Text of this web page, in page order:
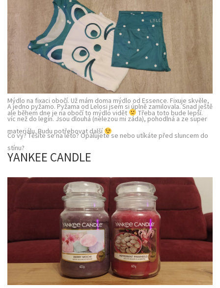
Mýdlo na fixaci obočí. Už mám doma mýdlo od Essence. Fixuje skvěle,
ale během dne je na obočí to mýdlo vidět
Třeba toto bude lepší.
Co vy? Těšíte se na léto? Opalujete se nebo utíkáte před sluncem do
stínu?
A jedno pyžamo. Pyžama od Lelosi jsem si úplně zamilovala. Snad ještě
víc než do legín. Jsou dlouhá (nelezou mi záda), pohodlná a ze super
materiálu. Budu potřebovat další
YANKEE CANDLE